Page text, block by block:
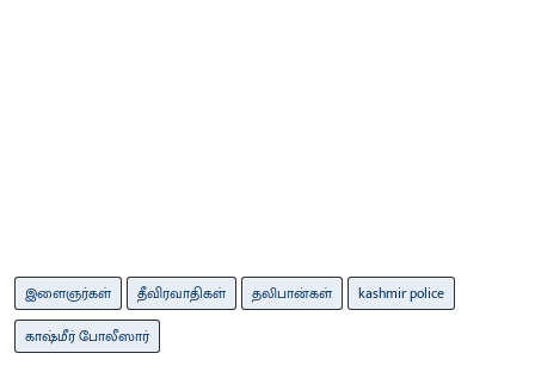
இளைஞர்கள் தீவிரவாதிகள் தலிபான்கள்
kashmir police
காஷ்மீர் போலீஸார்